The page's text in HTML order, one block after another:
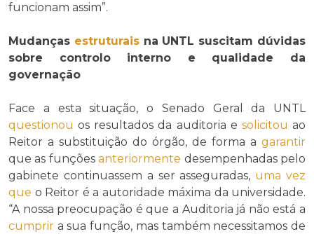
funcionam assim”.
Mudanças estruturaisna UNTL suscitam dúvidas
sobre controlo interno e qualidade da
governação
Face a esta situação, o Senado Geral da UNTL
questionou os resultados da auditoria e solicitou ao
Reitor a substituição do órgão, de forma a garantir
que as funçõesanteriormente desempenhadas pelo
gabinete continuassem a ser asseguradas, uma vez
que o Reitor é a autoridade máxima da universidade.
“A nossa preocupação é que a Auditoria já não está a
cumprir a sua função, mas também necessitamos de